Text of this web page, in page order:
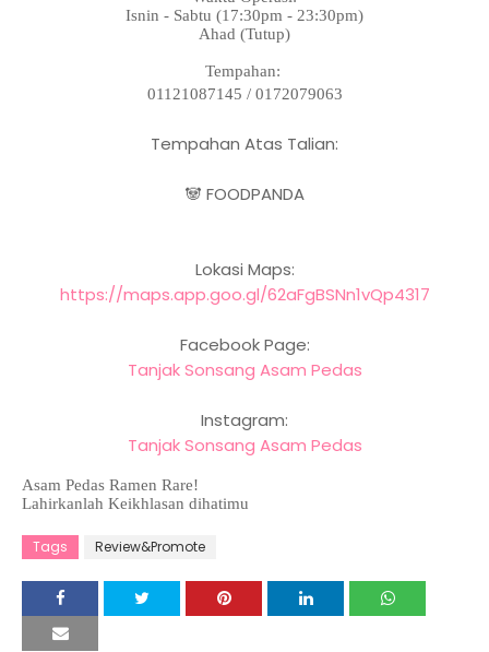
Isnin - Sabtu (17:30pm - 23:30pm)
Ahad (Tutup)
Tempahan:
01121087145 / 0172079063
Tempahan Atas Talian:
🐼 FOODPANDA
Lokasi Maps:
https://maps.app.goo.gl/62aFgBSNn1vQp4317
Facebook Page:
Tanjak Sonsang Asam Pedas
Instagram:
Tanjak Sonsang Asam Pedas
Asam Pedas Ramen Rare!
Lahirkanlah Keikhlasan dihatimu
Tags Review&Promote